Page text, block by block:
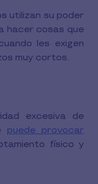
utilizan su poder
hacer cosas que
les exigen
muy cortos.
excesiva de
puede provocar
físico y